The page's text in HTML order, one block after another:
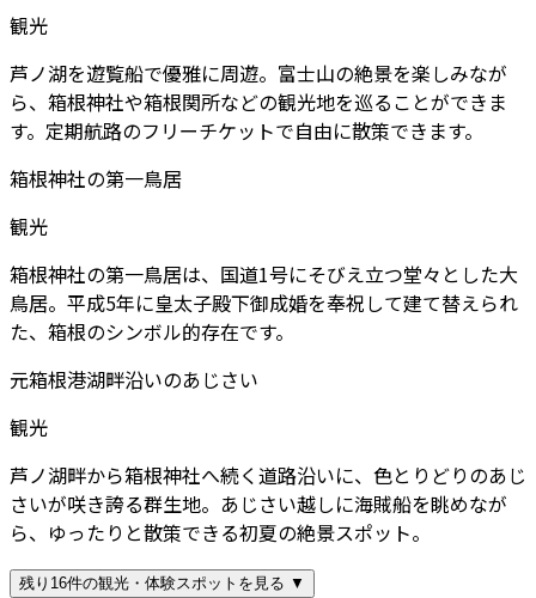
観光
芦ノ湖を遊覧船で優雅に周遊。富士山の絶景を楽しみなが
ら、箱根神社や箱根関所などの観光地を巡ることができま
す。定期航路のフリーチケットで自由に散策できます。
箱根神社の第一鳥居
観光
箱根神社の第一鳥居は、国道1号にそびえ立つ堂々とした大
鳥居。平成5年に皇太子殿下御成婚を奉祝して建て替えられ
た、箱根のシンボル的存在です。
元箱根港湖畔沿いのあじさい
観光
芦ノ湖畔から箱根神社へ続く道路沿いに、色とりどりのあじ
さいが咲き誇る群生地。あじさい越しに海賊船を眺めなが
ら、ゆったりと散策できる初夏の絶景スポット。
残り16件の観光・体験スポットを見る ▼